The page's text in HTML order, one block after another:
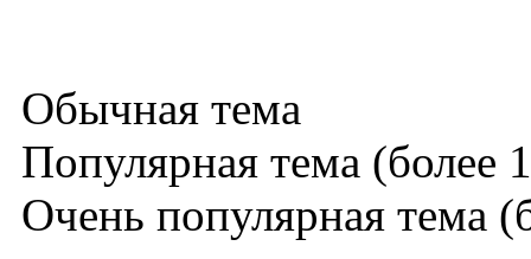
Обычная тема
Популярная тема (более
Очень популярная тема